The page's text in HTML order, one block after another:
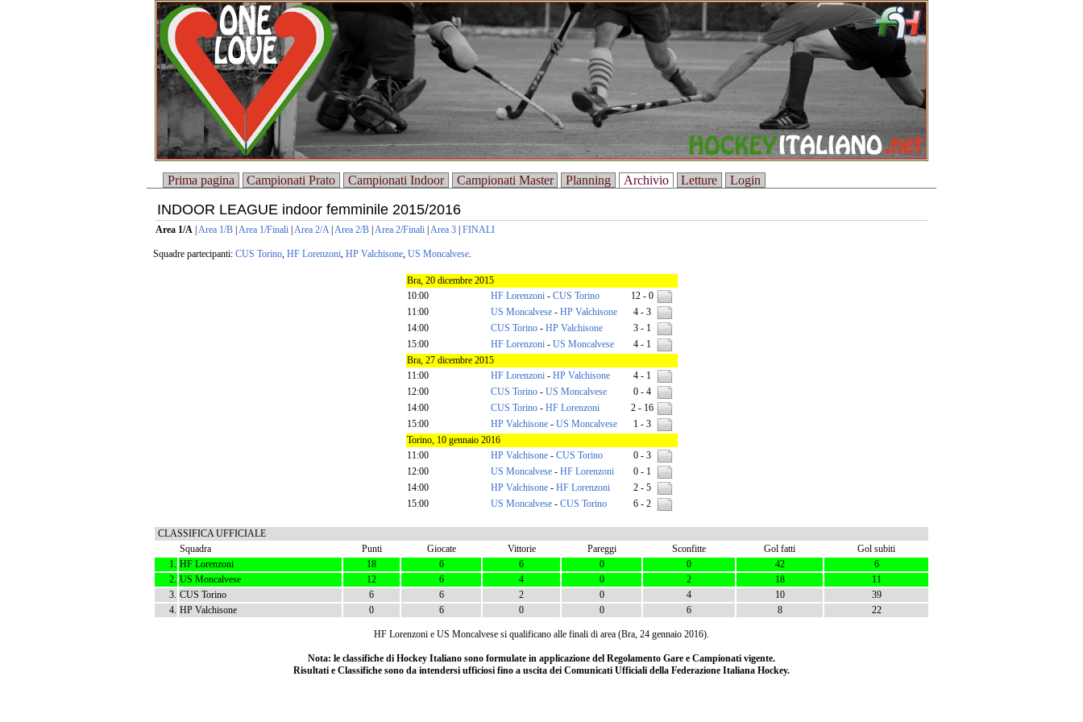
Prima pagina Campionati Prato Campionati Indoor Campionati Master Planning Archivio Letture Login
INDOOR LEAGUE indoor femminile 2015/2016
Area 1/A Area 1/B Area 1/Finali Area 2/A| Area 2/B Area 2/Finali Area 3 FINALI
Squadre partecipanti: CUS Torino, HF Lorenzoni, HP Valchisone, US Moncalvese.
Bra, 20 dicembre 2015
10:00
HF Lorenzoni- CUS Torino
12 - 0
11:00
US Moncalvese- HP Valchisone
4 - 3
14:00
CUS Torino- HP Valchisone
3 - 1
15:00
HF Lorenzoni- US Moncalvese
4 - 1
Bra, 27 dicembre 2015
11:00
HF Lorenzoni- HP Valchisone
4 - 1
12:00
CUS Torino- US Moncalvese
0 - 4
14:00
CUS Torino- HF Lorenzoni
2 - 16
15:00
HP Valchisone- US Moncalvese
1 - 3
Torino, 10 gennaio 2016
11:00
HP Valchisone- CUS Torino
0 - 3
12:00
US Moncalvese- HF Lorenzoni
0 - 1
14:00
HP Valchisone- HF Lorenzoni
2 - 5
15:00
US Moncalvese- CUS Torino 6 - 2
CLASSIFICA UFFICIALE
Squadra
Punti Giocate Vittorie Pareggi Sconfitte Gol fatti
Gol subiti
1. HF Lorenzoni 18 6 6 0 0 42
6
2. US Moncalvese 12 6 4 0 2 18
11
3. CUS Torino 6 6 2 0 4 10
39
4. HP Valchisone 0 6 0 0 6 8 22
HF Lorenzoni e US Moncalvese si qualificano alle finali di area (Bra, 24 gennaio 2016).
Nota: le classifiche di Hockey Italiano sono formulate in applicazione del Regolamento Gare e Campionati vigente.
Risultati e Classifiche sono da intendersi ufficiosi fino a uscita dei Comunicati Ufficiali della Federazione Italiana Hockey.